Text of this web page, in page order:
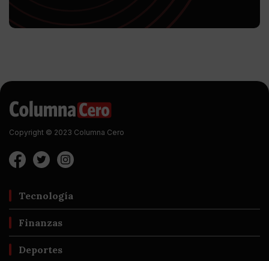
Copyright © 2023 Columna Cero
Tecnología
Finanzas
Deportes